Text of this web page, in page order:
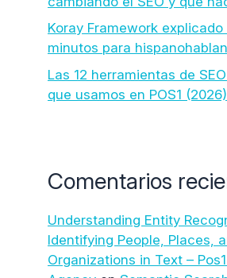
Koray Framework explicado
minutos para
Las 12 herramientas de
que usamos en POS1 (2026)
Comentarios
Understanding Entity
Identifying People, Places,
Organizations in Text – Pos1